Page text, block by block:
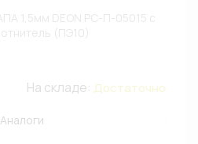
На складе: Достаточно
Аналоги